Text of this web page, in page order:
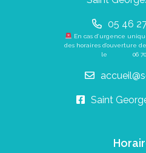
05 46
En cas d’urgence
des horaires d’ouverture
le 06
Saint